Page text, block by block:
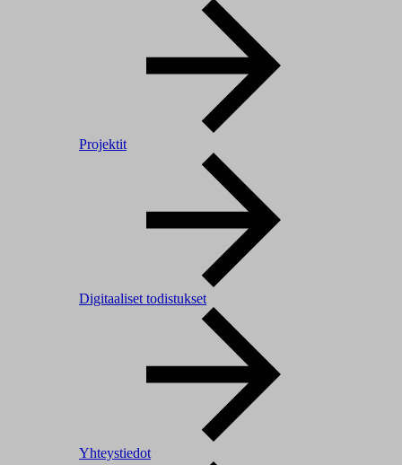
Projektit
Digitaaliset todistukset
Yhteystiedot